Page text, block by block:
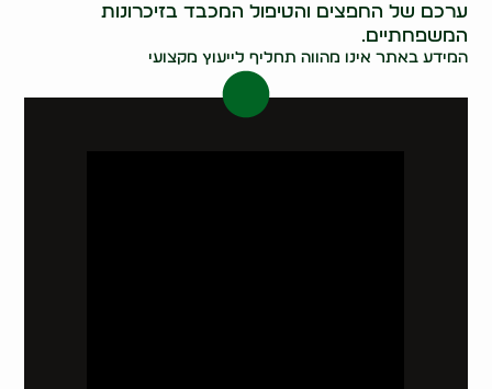
ערכם של החפצים והטיפול המכבד בזיכרונות
המשפחתיים.
המידע באתר אינו מהווה תחליף לייעוץ מקצועי